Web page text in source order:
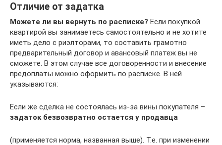
Отличие от задатка
Можете ли вы вернуть по расписке? Если покупкой
квартирой вы занимаетесь самостоятельно и не хотите
иметь дело с риэлторами, то составить грамотно
предварительный договор и авансовый платеж вы не
сможете. В этом случае все договоренности и внесение
предоплаты можно оформить по расписке. В ней
указываются:
Если же сделка не состоялась из-за вины покупателя –
задаток безвозвратно остается у продавца
(применяется норма, названная выше). Т.е. при изменении